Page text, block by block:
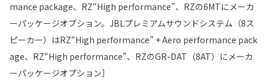
mance package、RZ“High performance”、RZの6MTにメーカ
ーパッケージオプション。JBLプレミアムサウンドシステム（8ス
ピーカー）はRZ“High performance” + Aero performance pack
age、RZ“High performance”、RZのGR-DAT（8AT）にメーカ
ーパッケージオプション］